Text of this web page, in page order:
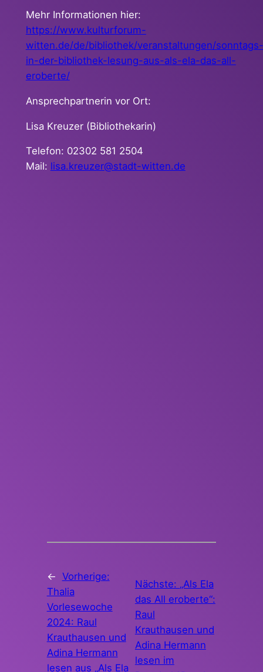
Mehr Informationen hier:
https://www.kulturforum-
witten.de/de/bibliothek/veranstaltungen/sonntags-
in-der-bibliothek-lesung-aus-als-ela-das-all-
eroberte/
Ansprechpartnerin vor Ort:
Lisa Kreuzer (Bibliothekarin)
Telefon: 02302 581 2504
Mail: lisa.kreuzer@stadt-witten.de
← Vorherige:
Thalia
Vorlesewoche
2024: Raul
Krauthausen und
Adina Hermann
lesen aus „Als Ela
Nächste: „Als Ela
das All eroberte“:
Raul
Krauthausen und
Adina Hermann
lesen im